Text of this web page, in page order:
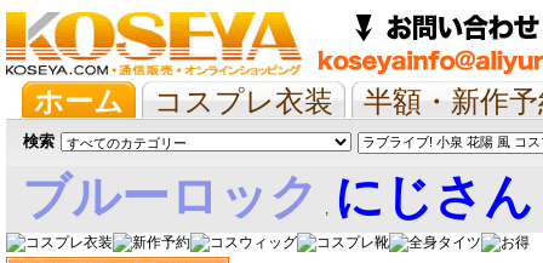
ホーム コスプレ衣装
半額・新作
抱き枕/布団/シーツ
ツイステ ウマ
検索
ブルーロック , にじさ